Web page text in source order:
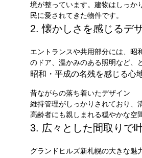
境が整っています。建物はしっか
民に愛されてきた物件です。
2. 懐かしさを感じるデ
エントランスや共用部分には、昭
のドア、温かみのある照明など、
昭和・平成の名残を感じる心
昔ながらの落ち着いたデザイン
維持管理がしっかりされており、
高齢者にも親しまれる穏やかな空
3. 広々とした間取りで
グランドヒルズ新札幌の大きな魅